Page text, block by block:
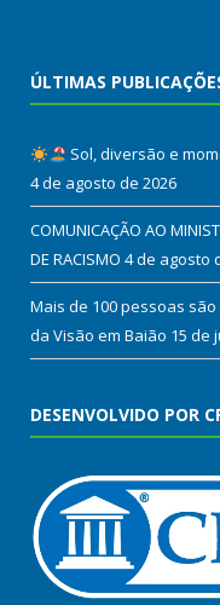
ÚLTIMAS
Sol, diversão e
4 de agosto de 2026
COMUNICAÇÃO AO
DE RACISMO 4 de agosto
Mais de 100 pessoas
da Visão em Baião 15 de
DESENVOLVIDO POR